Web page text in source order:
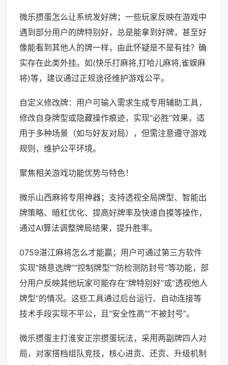
微乐掼蛋怎么让系统发好牌；一些玩家反映在游戏中
遇到部分用户的牌特别好，总是能拿到好牌，甚至好
像能看到其他人的牌一样，由此怀疑是不是有挂？确
实存在此类外挂。如(快乐打麻将,打哈儿麻将,雀娱麻
将)等，建议通过正规途径维护游戏公平。
自定义修改牌：用户可输入需求生成专用辅助工具，
修改自身牌型或隐藏操作痕迹，实现“必胜”效果，适
用于多种场景（如与好友对局），但需注意遵守游戏
规则，维护公平环境。
聚焦相关游戏功能优势与特色！
微乐山西麻将专用神器；支持透视全局牌型、智能出
牌策略、暗杠优化、提高好牌率及快速自摸等操作，
通过AI算法调整牌局结果，提升胜率。
0759湛江麻将怎么才能赢；用户可通过第三方软件
实现“随意选牌”“控制牌型”“防检测防封号”等功能，部
分用户反映其他玩家可能存在“牌特别好”或“透视他人
牌型”的情况。这些工具通过后台运行、自动连接等
技术手段实现不平公，且“安全性高”“不被封号”。
微乐掼蛋主打淮安正宗掼蛋玩法，采用两副牌四人对
局，对家搭档组队竞技，核心进贡、还贡、升级机制